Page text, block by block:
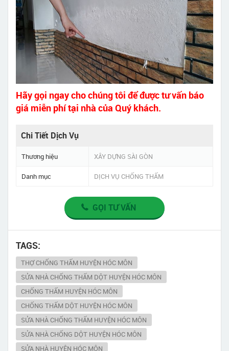
Hãy gọi ngay cho chúng tôi để được tư vấn báo
giá miễn phí tại nhà của Quý khách.
Chi Tiết Dịch Vụ
Thương hiệu XÂY DỰNG SÀI GÒN
Danh mục DỊCH VỤ CHỐNG THẤM
GỌI TƯ VẤN
TAGS:
THỢ CHỐNG THẤM HUYỆN HÓC MÔN
SỬA NHÀ CHỐNG THẤM DỘT HUYỆN HÓC MÔN
CHỐNG THẤM HUYỆN HÓC MÔN
CHỐNG THẤM DỘT HUYỆN HÓC MÔN
SỬA NHÀ CHỐNG THẤM HUYỆN HÓC MÔN
SỬA NHÀ CHỐNG DỘT HUYỆN HÓC MÔN
SỬA NHÀ HUYỆN HÓC MÔN